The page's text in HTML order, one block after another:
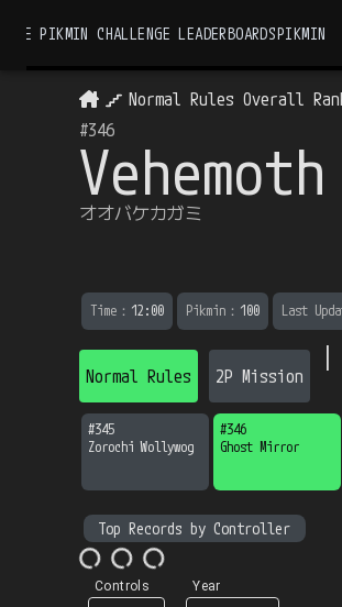
THE PIKMIN CHALLENGE LEADERBOARDSPIKMIN
Normal Rules Overall
#346
オオバケカガミ
Time ： 12:00 Pikmin ： 100 Last
Normal Rules 2P Mission
#345
Zorochi Wollywog
#346
Ghost Mirror
Top Records by Controller
Controls Year